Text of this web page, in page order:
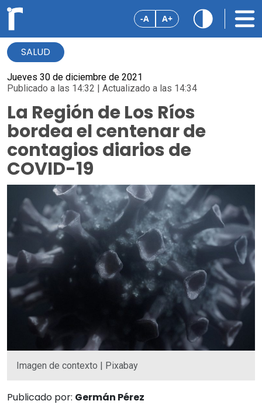
-A A+
SALUD
Jueves 30 de diciembre de 2021
Publicado a las 14:32 | Actualizado a las 14:34
La Región de Los Ríos
bordea el centenar de
contagios diarios de
COVID-19
Imagen de contexto | Pixabay
Publicado por: Germán Pérez